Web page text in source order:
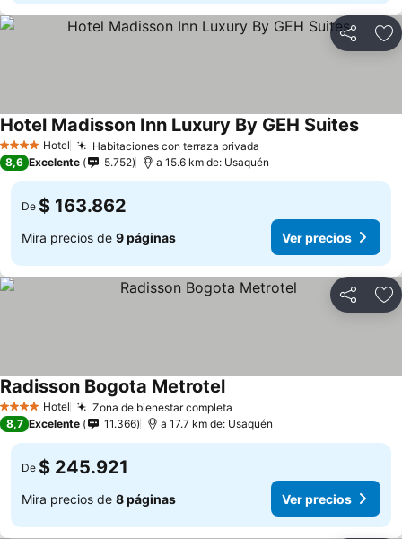
Compartir
4 EstrellasHotel Habitaciones con terraza privada
Hotel Madisson Inn Luxury By GEH SuitesVer
8,6 Excelente 5.752 a 15.6 km de: Usaquén
De $ 163.862
Mira precios de 9 páginas Ver precios
Compartir
4 EstrellasHotel Zona de bienestar completa
Radisson Bogota MetrotelVer precios
8,7 Excelente 11.366 a 17.7 km de: Usaquén
De $ 245.921
Mira precios de 8 páginas Ver precios